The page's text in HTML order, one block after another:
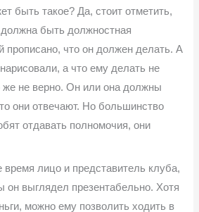
быть такое? Да, стоит отметить,
быть должностная
прописано, что он должен делать. А
а что ему делать не
же не верно. Он или она должны
они отвечают. Но большинство
отдавать полномочия, они
лицо и представитель клуба,
он выглядел презентабельно. Хотя
можно ему позволить ходить в